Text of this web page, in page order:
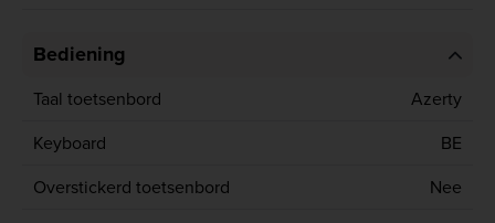
Bediening
Taal toetsenbord
Azerty
Keyboard
BE
Overstickerd toetsenbord
Nee